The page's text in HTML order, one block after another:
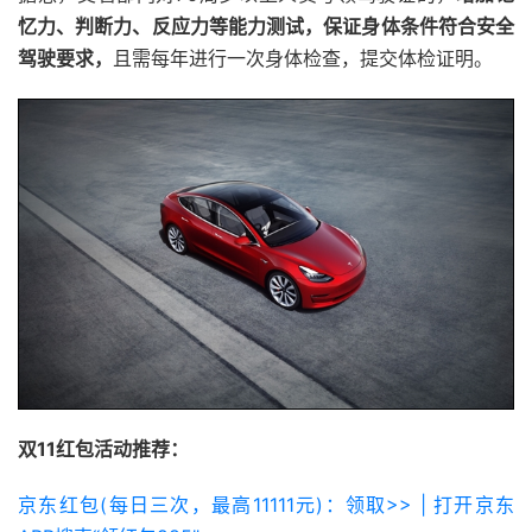
忆力、判断力、反应力等能力测试，保证身体条件符合安全
驾驶要求， 且需每年进行一次身体检查，提交体检证明。
双11红包活动推荐：
京东红包(每日三次，最高11111元)：领取>> | 打开京东